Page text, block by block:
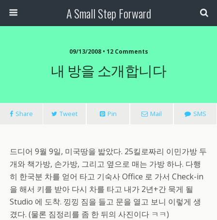
A Small Step Forward
09/13/2008 • 12 Comments
내 방을 소개합니다
Share Tweet Pin Mail SMS
드디어 9월 9일, 미국땅을 밟았다. 25킬로짜리 이민가방 두
개와 책가방, 손가방, 그리고 옆으로 매는 가방 하나. 다행
히 한국분 차를 얻어 타고 기숙사 Office 로 가서 Check-in
을 해서 키를 받아 다시 차를 타고 내가 2년+간 묵게 될
Studio 에 도착. 낑낑 짐을 들고 문을 열고 보니 이렇게 생
겼다. (물론 짐정리를 좀 한 뒤의 사진이다 ㅋㅋ)